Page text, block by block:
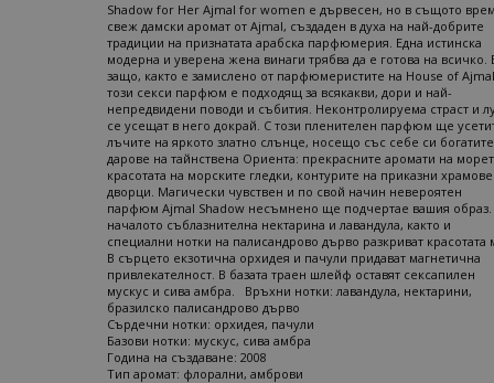
Shadow for Her Ajmal for women е дървесен, но в същото
свеж дамски аромат от Ajmal, създаден в духа на най-добрите
традиции на признатата арабска парфюмерия. Една истинска
модерна и уверена жена винаги трябва да е готова на всичко.
защо, както е замислено от парфюмеристите на House of
този секси парфюм е подходящ за всякакви, дори и най-
непредвидени поводи и събития. Неконтролируема страст и
се усещат в него докрай. С този пленителен парфюм ще
лъчите на яркото златно слънце, носещо със себе си богатите
дарове на тайнствена Ориента: прекрасните аромати на
красотата на морските гледки, контурите на приказни
дворци. Магически чувствен и по свой начин невероятен
парфюм Ajmal Shadow несъмнено ще подчертае вашия образ.
началото съблазнителна нектарина и лавандула, както и
специални нотки на палисандрово дърво разкриват красотата
В сърцето екзотична орхидея и пачули придават магнетична
привлекателност. В базата траен шлейф оставят сексапилен
мускус и сива амбра. Връхни нотки: лавандула, нектарини,
бразилско палисандрово дърво
Сърдечни нотки: орхидея, пачули
Базови нотки: мускус, сива амбра
Година на създаване: 2008
Тип аромат: флорални, амброви